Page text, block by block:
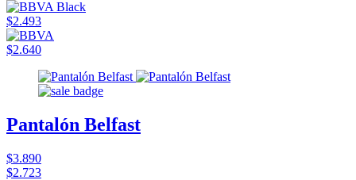
$2.493
$2.640
Pantalón Belfast
$3.890
$2.723